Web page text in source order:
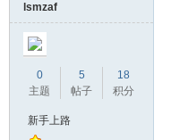
lsmzaf
0
主题
5
帖子
18
积分
新手上路